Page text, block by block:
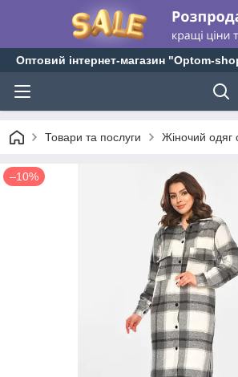
Оптовий інтернет-магазин "Optom-
Товари та послуги Жіночий одяг
–10%